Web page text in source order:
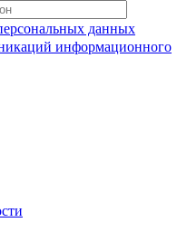
данных
информационного